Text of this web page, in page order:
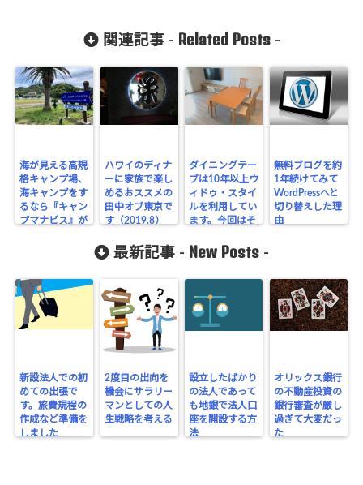
関連記事 - Related Posts-
海が見える高規
格キャンプ場、
海キャンプをす
るなら『キャン
プマナビス』が
ハワイのディナ
ーに家族で楽し
めるおススメの
田中オブ東京で
す（2019.8）
ダイニングテー
ブは10年以上ウ
ィドゥ・スタイ
ルを利用してい
ます。今回はそ
紹介します
無料ブログを約
1年続けてみて
WordPressへと
切り替えした理
由
最新記事 - New Posts -
新設法人での初
めての出張で
す。旅費規程の
作成など準備を
しました
2度目の出向を
機会にサラリー
マンとしての人
生戦略を考える
設立したばかり
の法人であって
も地銀で法人口
座を開設する方
法
オリックス銀行
の不動産投資の
銀行審査が厳し
過ぎて大変だっ
た